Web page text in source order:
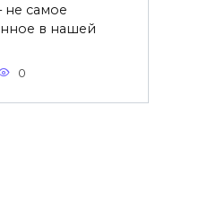
не самое
в нашей
0